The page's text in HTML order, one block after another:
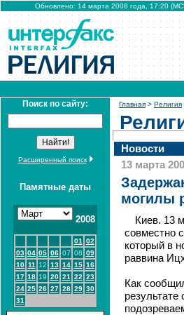
Обновлено: 14 марта 2008 года, 17:20
Поиск по сайту:
Расширенный поиск
Памятные даты
2008
01
02
03 04 05 06 07 08 09
10 11 12 13 14 15 16
17 18 19 20 21 22 23
24 25 26 27 28 29 30
31
Главная > Религия
Новости
13 марта
могилы
Киев. 13
совместно
который в
раввина
Как